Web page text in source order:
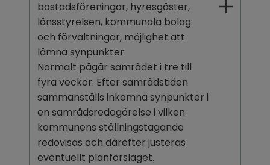
bostadsföreningar, hyresgäster,
länsstyrelsen, kommunala bolag
och förvaltningar, möjlighet att
lämna synpunkter.
Normalt pågår samrådet i tre till
fyra veckor. Efter samrådstiden
sammanställs inkomna synpunkter i
en samrådsredogörelse i vilken
kommunens ställningstagande
redovisas och därefter justeras
eventuellt planförslaget.